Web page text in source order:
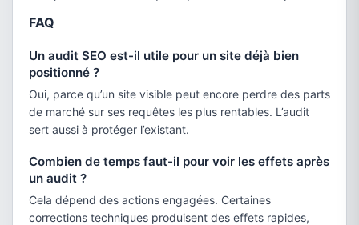
FAQ
Un audit SEO est-il utile pour un site déjà bien
positionné ?
Oui, parce qu’un site visible peut encore perdre des parts
de marché sur ses requêtes les plus rentables. L’audit
sert aussi à protéger l’existant.
Combien de temps faut-il pour voir les effets après
un audit ?
Cela dépend des actions engagées. Certaines
corrections techniques produisent des effets rapides,